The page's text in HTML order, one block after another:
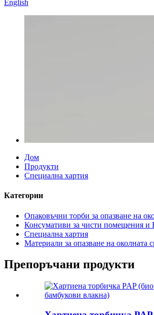
English
Дом
Продукти
Специална хартия
Категории
Опаковъчни торби за опазване на
Консумативи за чисти помещения и
Специална хартия
Материали за опазване на околната
Препоръчани продукти